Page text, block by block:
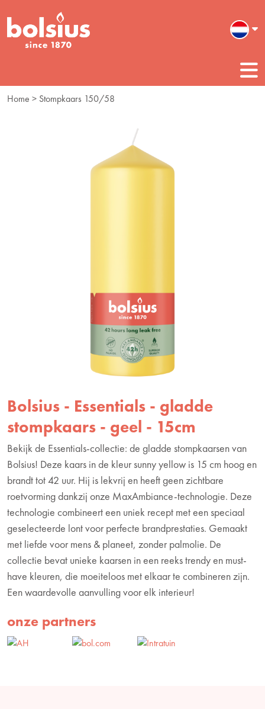
Home > Stompkaars 150/58
Bolsius - Essentials - gladde
stompkaars - geel - 15cm
Bekijk de Essentials-collectie: de gladde stompkaarsen van
Bolsius! Deze kaars in de kleur sunny yellow is 15 cm hoog en
brandt tot 42 uur. Hij is lekvrij en heeft geen zichtbare
roetvorming dankzij onze MaxAmbiance-technologie. Deze
technologie combineert een uniek recept met een speciaal
geselecteerde lont voor perfecte brandprestaties. Gemaakt
met liefde voor mens & planeet, zonder palmolie. De
collectie bevat unieke kaarsen in een reeks trendy en must-
have kleuren, die moeiteloos met elkaar te combineren zijn.
Een waardevolle aanvulling voor elk interieur!
onze partners